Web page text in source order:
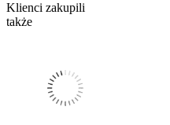
Klienci zakupili
także